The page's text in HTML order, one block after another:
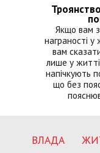
Якщо вам
награності
вам
лише у
напічкують
що без
ВЛАДА